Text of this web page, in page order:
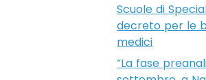
Scuole di
decreto per le
medici
“La fase